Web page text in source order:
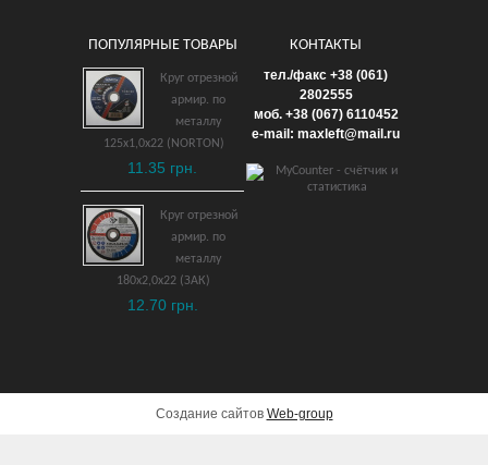
Многофункциональный
инструмент Metabo MT
400 Quick Set
8,327 грн.
ДОБАВИТЬ В КОРЗИНУ
ПОПУЛЯРНЫЕ ТОВАРЫ
Круг отрезной
армир. по
металлу
125х1,0х22 (NORTON)
11.35 грн.
Круг отрезной
армир. по
металлу
180х2,0х22 (ЗАК)
12.70 грн.
КОНТАКТЫ
тел./факс +38 (061)
2802555
моб. +38 (067) 6110452
e-mail: maxleft@mail.ru
Создание сайтов Web-group